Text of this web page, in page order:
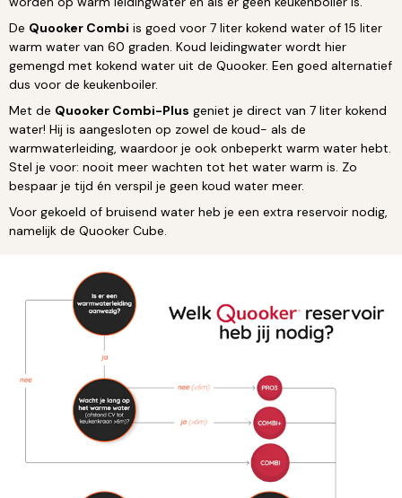
De Quooker Combi is goed voor 7 liter kokend water of 15 liter
warm water van 60 graden. Koud leidingwater wordt hier
gemengd met kokend water uit de Quooker. Een goed alternatief
dus voor de keukenboiler.
Met de Quooker Combi-Plus geniet je direct van 7 liter kokend
water! Hij is aangesloten op zowel de koud- als de
warmwaterleiding, waardoor je ook onbeperkt warm water hebt.
Stel je voor: nooit meer wachten tot het water warm is. Zo
bespaar je tijd én verspil je geen koud water meer.
Voor gekoeld of bruisend water heb je een extra reservoir nodig,
namelijk de Quooker Cube.